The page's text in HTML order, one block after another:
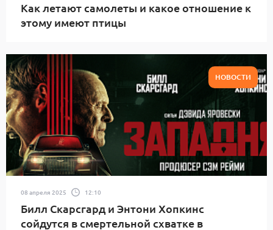
Как летают самолеты и какое отношение к
этому имеют птицы
НОВОСТИ
08 апреля 2025 12:10
Билл Скарсгард и Энтони Хопкинс
сойдутся в смертельной схватке в